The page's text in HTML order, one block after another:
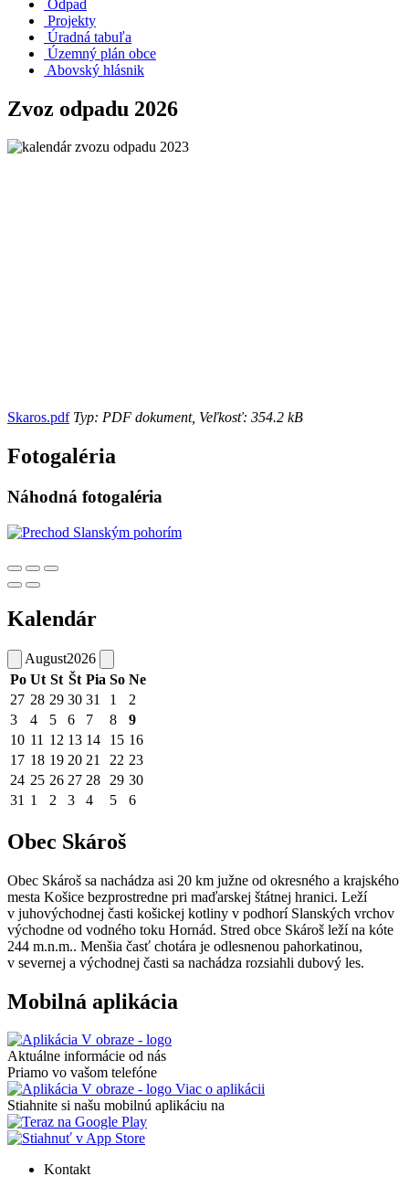
Odpad
Projekty
Úradná tabuľa
Územný plán obce
Abovský hlásnik
Zvoz odpadu 2026
Skaros.pdfTyp: PDF dokument, Veľkosť: 354.2 kB
Fotogaléria
Náhodná fotogaléria
Kalendár
August2026
Po Ut St Št Pia So Ne
27 28 29 30 31 1
2
3
4 5 6 7 8
9
10 11 12 13 14 15 16
17 18 19 20 21 22 23
24 25 26 27 28 29 30
31 1 2 3 4 5 6
Obec Skároš
Obec Skároš sa nachádza asi 20 km južne od okresného a krajského
mesta Košice bezprostredne pri maďarskej štátnej hranici. Leží
v juhovýchodnej časti košickej kotliny v podhorí Slanských vrchov
východne od vodného toku Hornád. Stred obce Skároš leží na kóte
244 m.n.m.. Menšia časť chotára je odlesnenou pahorkatinou,
v severnej a východnej časti sa nachádza rozsiahli dubový les.
Mobilná aplikácia
Aktuálne informácie od nás
Priamo vo vašom telefóne
Viac o aplikácii
Stiahnite si našu mobilnú aplikáciu na
Kontakt